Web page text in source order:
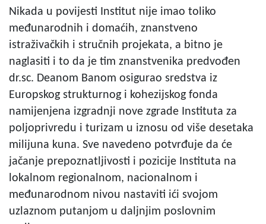
Nikada u povijesti Institut nije imao toliko
međunarodnih i domaćih, znanstveno
istraživačkih i stručnih projekata, a bitno je
naglasiti i to da je tim znanstvenika predvođen
dr.sc. Deanom Banom osigurao sredstva iz
Europskog strukturnog i kohezijskog fonda
namijenjena izgradnji nove zgrade Instituta za
poljoprivredu i turizam u iznosu od više desetaka
milijuna kuna. Sve navedeno potvrđuje da će
jačanje prepoznatljivosti i pozicije Instituta na
lokalnom regionalnom, nacionalnom i
međunarodnom nivou nastaviti ići svojom
uzlaznom putanjom u daljnjim poslovnim